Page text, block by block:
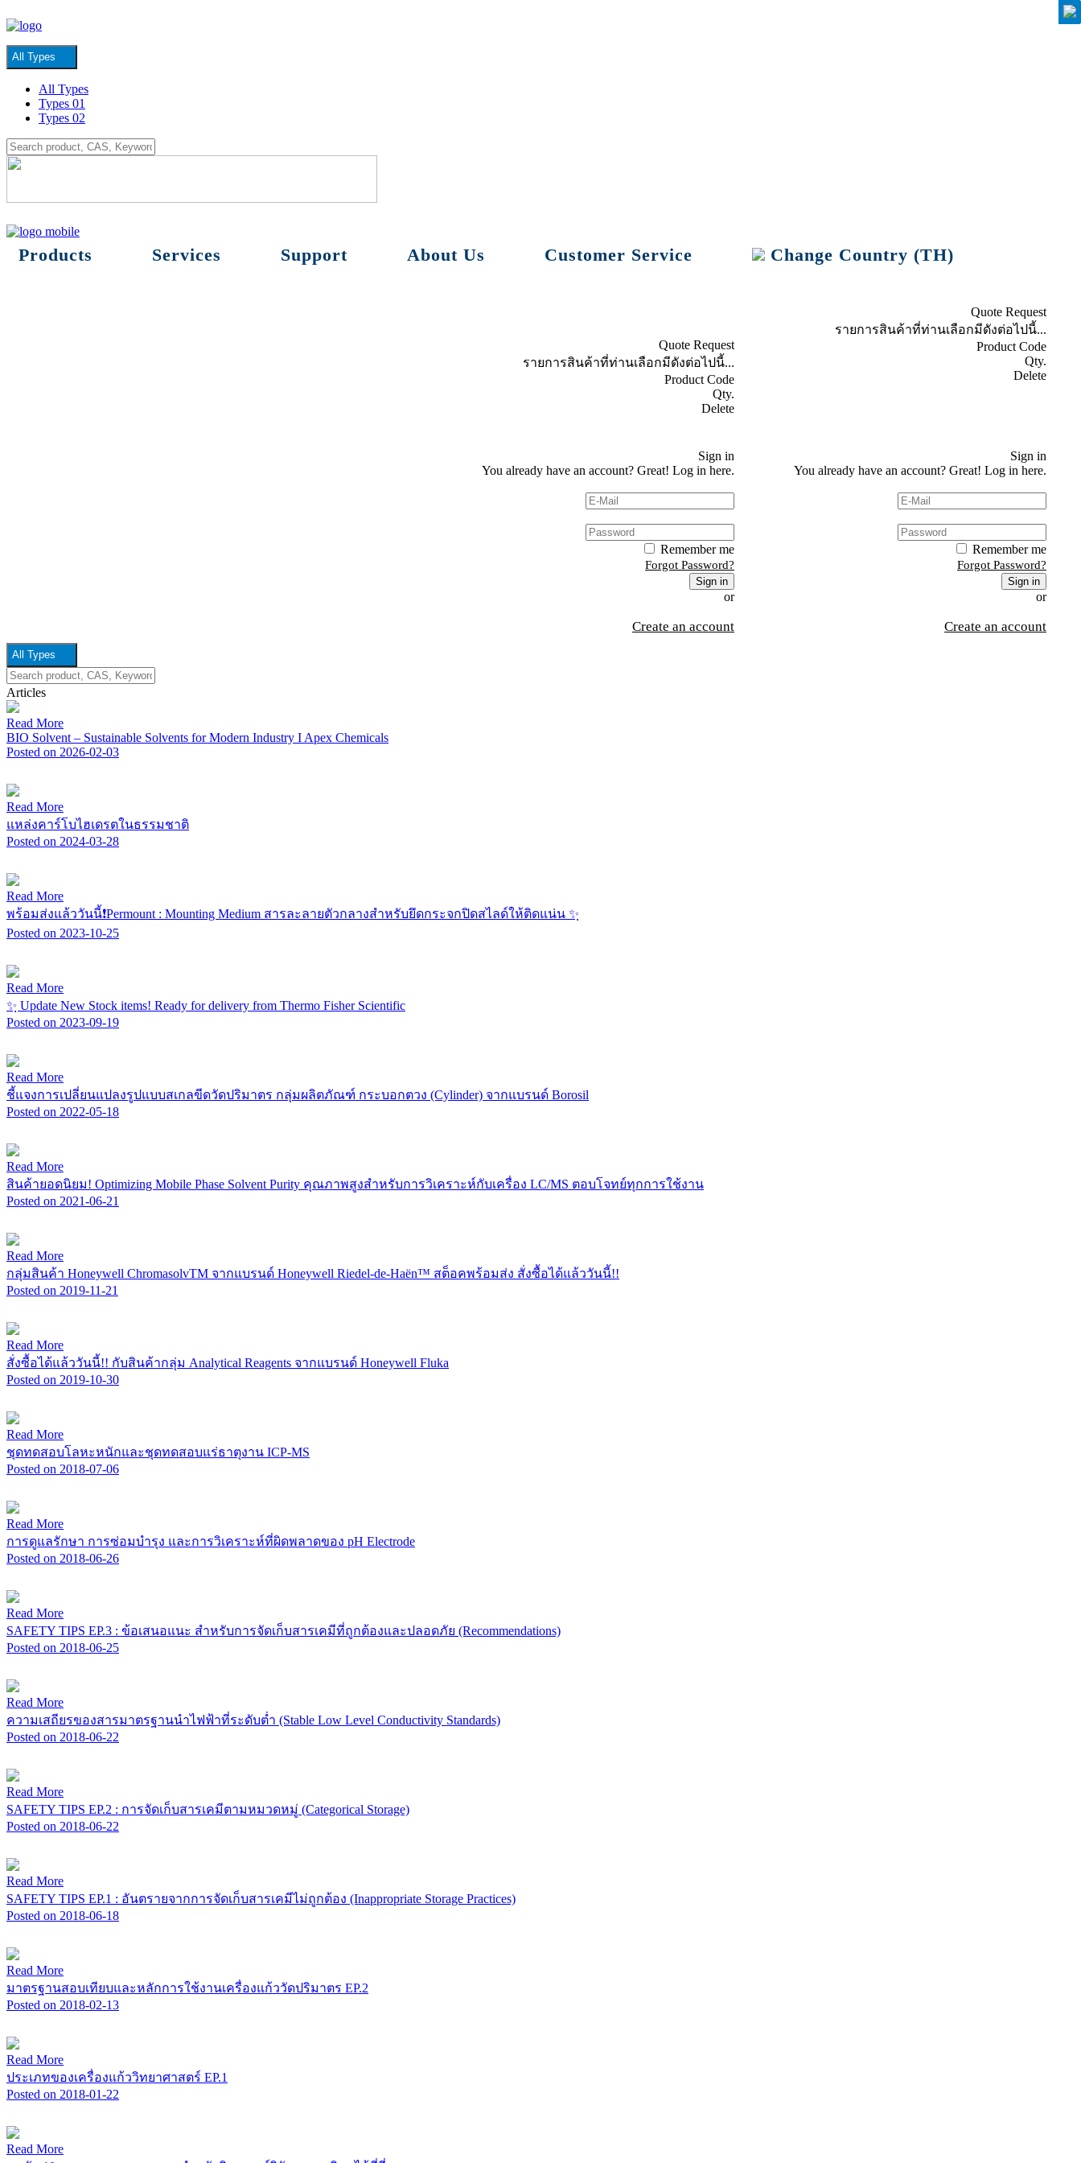
All Types
All Types
Types 01
Types 02
Products Services Support About Us Customer Service Change Country (TH)
Quote Request
รายการสินค้าที่ท่านเลือกมีดังต่อไปนี้...
Product Code
Qty.
Delete
Sign in
You already have an account? Great! Log in here.
Remember me
Forgot Password?
Sign in
or
Create an account
Quote Request
รายการสินค้าที่ท่านเลือกมีดังต่อไปนี้...
Product Code
Qty.
Delete
Sign in
You already have an account? Great! Log in here.
Remember me
Forgot Password?
Sign in
or
Create an account
All Types
Articles
Read More
BIO Solvent – Sustainable Solvents for Modern Industry I Apex Chemicals
Posted on 2026-02-03
Read More
แหล่งคาร์โบไฮเดรตในธรรมชาติ
Posted on 2024-03-28
Read More
พร้อมส่งแล้ววันนี้❗Permount : Mounting Medium สารละลายตัวกลางสำหรับยึดกระจกปิดสไลด์ให้ติดแน่น ✨ฺ
Posted on 2023-10-25
Read More
✨ฺ Update New Stock items! Ready for delivery from Thermo Fisher Scientific
Posted on 2023-09-19
Read More
ชี้แจงการเปลี่ยนแปลงรูปแบบสเกลขีดวัดปริมาตร กลุ่มผลิตภัณฑ์ กระบอกตวง (Cylinder) จากแบรนด์ Borosil
Posted on 2022-05-18
Read More
สินค้ายอดนิยม! Optimizing Mobile Phase Solvent Purity คุณภาพสูงสำหรับการวิเคราะห์กับเครื่อง LC/MS ตอบโจทย์ทุกการใช้งาน
Posted on 2021-06-21
Read More
กลุ่มสินค้า Honeywell ChromasolvTM จากแบรนด์ Honeywell Riedel-de-Haën™ สต็อคพร้อมส่ง สั่งซื้อได้แล้ววันนี้!!
Posted on 2019-11-21
Read More
สั่งซื้อได้แล้ววันนี้!! กับสินค้ากลุ่ม Analytical Reagents จากแบรนด์ Honeywell Fluka
Posted on 2019-10-30
Read More
ชุดทดสอบโลหะหนักและชุดทดสอบแร่ธาตุงาน ICP-MS
Posted on 2018-07-06
Read More
การดูแลรักษา การซ่อมบำรุง และการวิเคราะห์ที่ผิดพลาดของ pH Electrode
Posted on 2018-06-26
Read More
SAFETY TIPS EP.3 : ข้อเสนอแนะ สำหรับการจัดเก็บสารเคมีที่ถูกต้องและปลอดภัย (Recommendations)
Posted on 2018-06-25
Read More
ความเสถียรของสารมาตรฐานนำไฟฟ้าที่ระดับต่ำ (Stable Low Level Conductivity Standards)
Posted on 2018-06-22
Read More
SAFETY TIPS EP.2 : การจัดเก็บสารเคมีตามหมวดหมู่ (Categorical Storage)
Posted on 2018-06-22
Read More
SAFETY TIPS EP.1 : อันตรายจากการจัดเก็บสารเคมีไม่ถูกต้อง (Inappropriate Storage Practices)
Posted on 2018-06-18
Read More
มาตรฐานสอบเทียบและหลักการใช้งานเครื่องแก้ววัดปริมาตร EP.2
Posted on 2018-02-13
Read More
ประเภทของเครื่องแก้ววิทยาศาสตร์ EP.1
Posted on 2018-01-22
Read More